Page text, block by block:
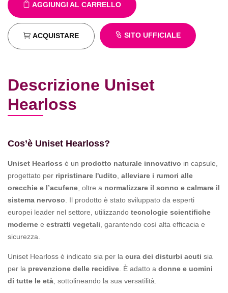
AGGIUNGI AL CARRELLO
ACQUISTARE SITO UFFICIALE
Descrizione Uniset
Hearloss
Cos’è Uniset Hearloss?
Uniset Hearloss è un prodotto naturale innovativo in capsule,
progettato per ripristinare l'udito alleviare i rumori alle
orecchie e l’acufene , oltre a normalizzare il sonno e calmare il
sistema nervoso . Il prodotto è stato sviluppato da esperti
europei leader nel settore, utilizzando tecnologie scientifiche
moderne e estratti vegetali , garantendo così alta efficacia e
sicurezza.
Uniset Hearloss è indicato sia per la cura dei disturbi acuti sia
per la prevenzione delle recidive . È adatto a donne e uomini
di tutte le età , sottolineando la sua versatilità.